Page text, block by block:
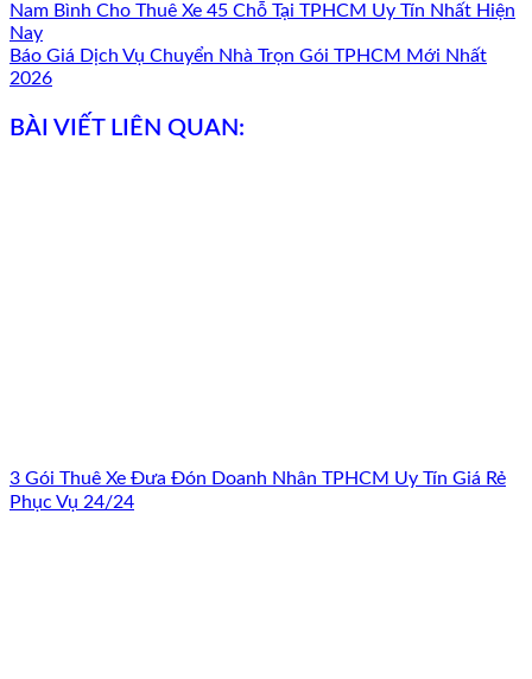
Nam Bình Cho Thuê Xe 45 Chỗ Tại TPHCM Uy Tín Nhất Hiện
Nay
Báo Giá Dịch Vụ Chuyển Nhà Trọn Gói TPHCM Mới Nhất
2026
BÀI VIẾT LIÊN QUAN:
3 Gói Thuê Xe Đưa Đón Doanh Nhân TPHCM Uy Tín Giá Rẻ
Phục Vụ 24/24